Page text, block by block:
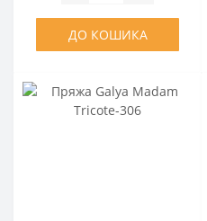
ДО КОШИКА